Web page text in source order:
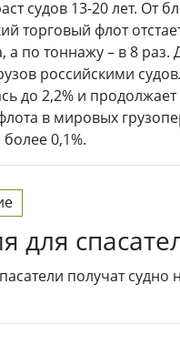
судов 13-20 лет. От
торговый флот
а по тоннажу – в 8
российскими
до 2,2% и
в мировых
более 0,1%.
для
получат судно